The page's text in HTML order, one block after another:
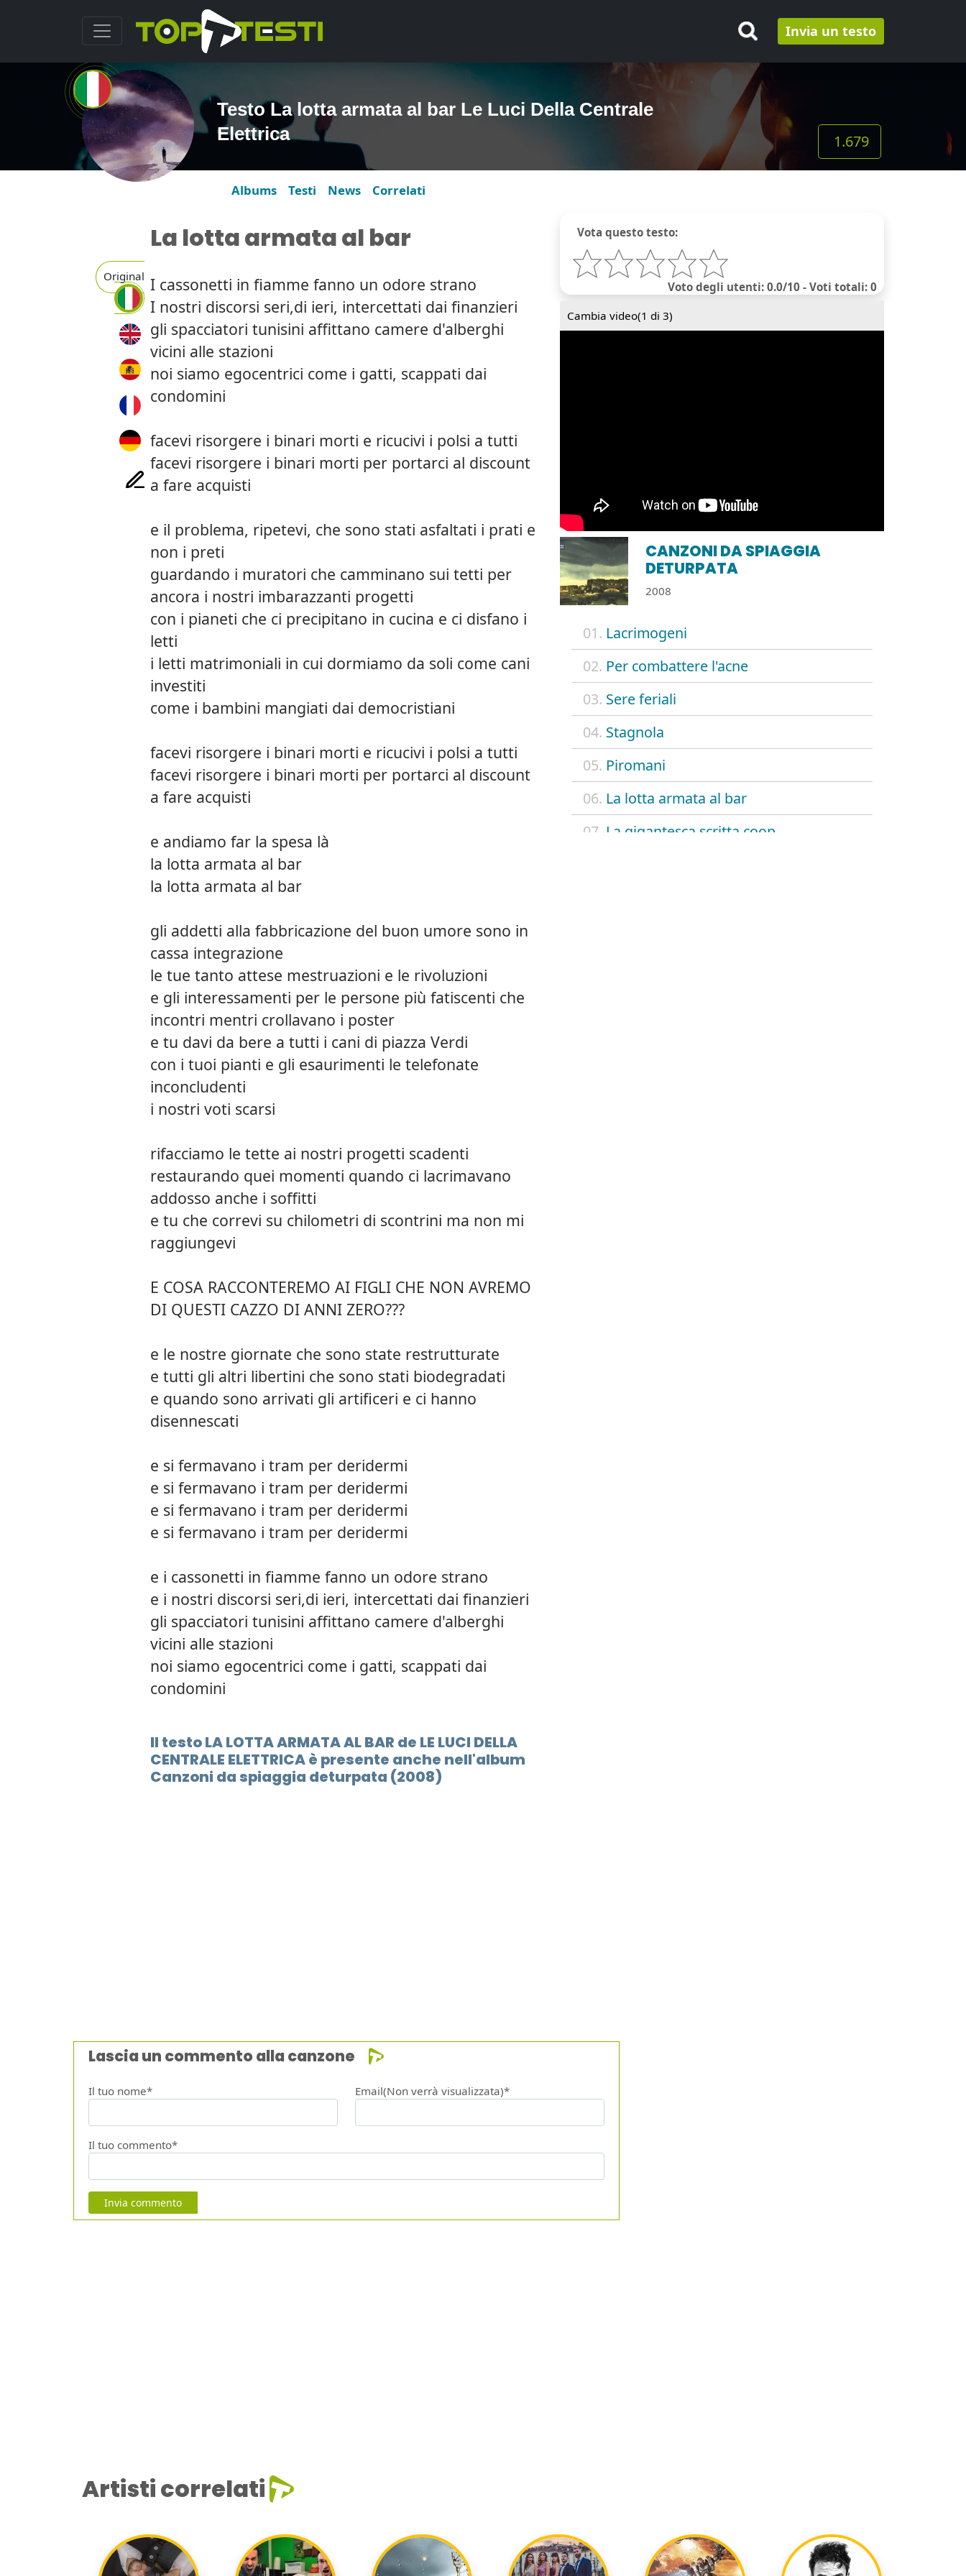
Invia un testo
Testo La lotta armata al bar Le Luci Della Centrale
Elettrica
1.679
Albums Testi News Correlati
Original
Vota questo testo:
Voto degli utenti: 0.0/10 - Voti totali: 0
Cambia video(1 di 3)
CANZONI DA SPIAGGIA
DETURPATA
2008
01. Lacrimogeni
02. Per combattere l'acne
03. Sere feriali
04. Stagnola
05. Piromani
06. La lotta armata al bar
07. La gigantesca scritta coop
La lotta armata al bar
I cassonetti in fiamme fanno un odore strano
I nostri discorsi seri,di ieri, intercettati dai finanzieri
gli spacciatori tunisini affittano camere d'alberghi
vicini alle stazioni
noi siamo egocentrici come i gatti, scappati dai
condomini
facevi risorgere i binari morti e ricucivi i polsi a tutti
facevi risorgere i binari morti per portarci al discount
a fare acquisti
e il problema, ripetevi, che sono stati asfaltati i prati e
non i preti
guardando i muratori che camminano sui tetti per
ancora i nostri imbarazzanti progetti
con i pianeti che ci precipitano in cucina e ci disfano i
letti
i letti matrimoniali in cui dormiamo da soli come cani
investiti
come i bambini mangiati dai democristiani
facevi risorgere i binari morti e ricucivi i polsi a tutti
facevi risorgere i binari morti per portarci al discount
a fare acquisti
e andiamo far la spesa là
la lotta armata al bar
la lotta armata al bar
gli addetti alla fabbricazione del buon umore sono in
cassa integrazione
le tue tanto attese mestruazioni e le rivoluzioni
e gli interessamenti per le persone più fatiscenti che
incontri mentri crollavano i poster
e tu davi da bere a tutti i cani di piazza Verdi
con i tuoi pianti e gli esaurimenti le telefonate
inconcludenti
i nostri voti scarsi
rifacciamo le tette ai nostri progetti scadenti
restaurando quei momenti quando ci lacrimavano
addosso anche i soffitti
e tu che correvi su chilometri di scontrini ma non mi
raggiungevi
E COSA RACCONTEREMO AI FIGLI CHE NON AVREMO
DI QUESTI CAZZO DI ANNI ZERO???
e le nostre giornate che sono state restrutturate
e tutti gli altri libertini che sono stati biodegradati
e quando sono arrivati gli artificeri e ci hanno
disennescati
e si fermavano i tram per deridermi
e si fermavano i tram per deridermi
e si fermavano i tram per deridermi
e si fermavano i tram per deridermi
e i cassonetti in fiamme fanno un odore strano
e i nostri discorsi seri,di ieri, intercettati dai finanzieri
gli spacciatori tunisini affittano camere d'alberghi
vicini alle stazioni
noi siamo egocentrici come i gatti, scappati dai
condomini
Il testo LA LOTTA ARMATA AL BAR de LE LUCI DELLA
CENTRALE ELETTRICA è presente anche nell'album
Canzoni da spiaggia deturpata (2008)
Lascia un commento alla canzone
Il tuo nome* Email(Non verrà visualizzata)*
Il tuo commento*
Invia commento
Artisti correlati